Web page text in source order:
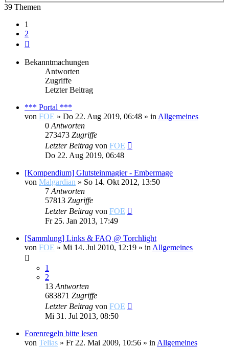
39 Themen
1
2
Bekanntmachungen
Antworten
Zugriffe
Letzter Beitrag
*** Portal ***
von FOE » Do 22. Aug 2019, 06:48 » in Allgemeines
0 Antworten
273473 Zugriffe
Letzter Beitrag von FOE
Do 22. Aug 2019, 06:48
[Kompendium] Glutsteinmagier - Embermage
von Malgardian » So 14. Okt 2012, 13:50
7 Antworten
57813 Zugriffe
Letzter Beitrag von FOE
Fr 25. Jan 2013, 17:49
[Sammlung] Links & FAQ @ Torchlight
von FOE » Mi 14. Jul 2010, 12:19 » in Allgemeines
1
2
13 Antworten
683871 Zugriffe
Letzter Beitrag von FOE
Mi 31. Jul 2013, 08:50
Forenregeln bitte lesen
von Telias » Fr 22. Mai 2009, 10:56 » in Allgemeines